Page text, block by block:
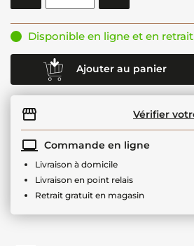
Disponible en ligne et en
Ajouter au panier
Vérifier
Commande en ligne
Livraison à domicile
Livraison en point relais
Retrait gratuit en magasin